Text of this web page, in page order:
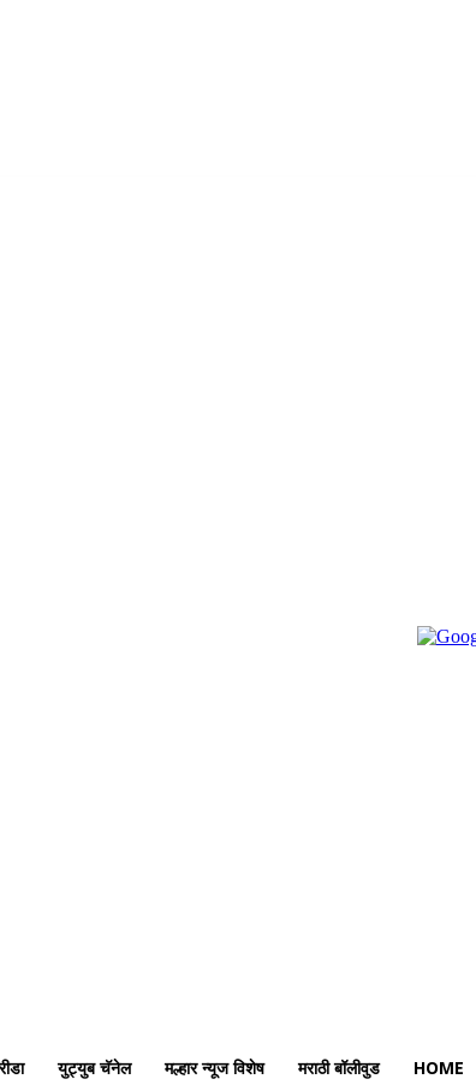
युट्युब चॅनेल मल्हार न्यूज विशेष मराठी बॉलीवुड HOME